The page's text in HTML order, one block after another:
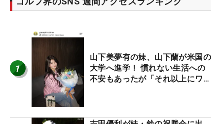
1
山下美夢有の妹、山下蘭が米国の
大学へ進学！ 慣れない生活への
不安もあったが「それ以上にワク